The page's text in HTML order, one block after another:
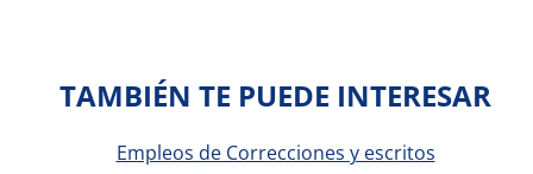
TAMBIÉN TE PUEDE INTERESAR
Empleos de Correcciones y escritos